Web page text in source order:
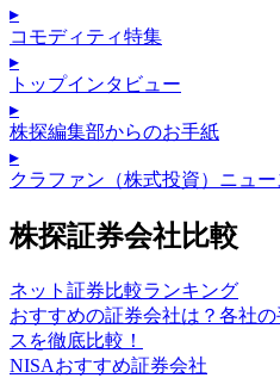
▸
コモディティ特集
▸
トップインタビュー
▸
株探編集部からのお手紙
▸
クラファン（株式投資）ニュー
株探証券会社比較
ネット証券比較ランキング
おすすめの証券会社は？各社
スを徹底比較！
NISAおすすめ証券会社